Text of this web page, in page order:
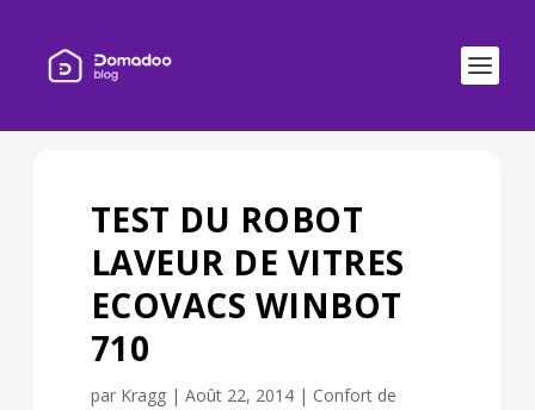
TEST DU ROBOT
LAVEUR DE VITRES
ECOVACS WINBOT
710
par Kragg| Août 22, 2014| Confort de